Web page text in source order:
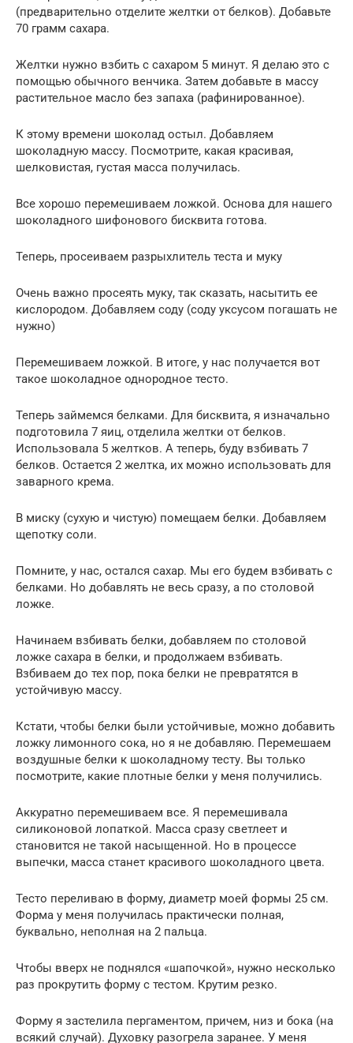
(предварительно отделите желтки от белков). Добавьте
70 грамм сахара.
Желтки нужно взбить с сахаром 5 минут. Я делаю это с
помощью обычного венчика. Затем добавьте в массу
растительное масло без запаха (рафинированное).
К этому времени шоколад остыл. Добавляем
шоколадную массу. Посмотрите, какая красивая,
шелковистая, густая масса получилась.
Все хорошо перемешиваем ложкой. Основа для нашего
шоколадного шифонового бисквита готова.
Теперь, просеиваем разрыхлитель теста и муку
Очень важно просеять муку, так сказать, насытить ее
кислородом. Добавляем соду (соду уксусом погашать не
нужно)
Перемешиваем ложкой. В итоге, у нас получается вот
такое шоколадное однородное тесто.
Теперь займемся белками. Для бисквита, я изначально
подготовила 7 яиц, отделила желтки от белков.
Использовала 5 желтков. А теперь, буду взбивать 7
белков. Остается 2 желтка, их можно использовать для
заварного крема.
В миску (сухую и чистую) помещаем белки. Добавляем
щепотку соли.
Помните, у нас, остался сахар. Мы его будем взбивать с
белками. Но добавлять не весь сразу, а по столовой
ложке.
Начинаем взбивать белки, добавляем по столовой
ложке сахара в белки, и продолжаем взбивать.
Взбиваем до тех пор, пока белки не превратятся в
устойчивую массу.
Кстати, чтобы белки были устойчивые, можно добавить
ложку лимонного сока, но я не добавляю. Перемешаем
воздушные белки к шоколадному тесту. Вы только
посмотрите, какие плотные белки у меня получились.
Аккуратно перемешиваем все. Я перемешивала
силиконовой лопаткой. Масса сразу светлеет и
становится не такой насыщенной. Но в процессе
выпечки, масса станет красивого шоколадного цвета.
Тесто переливаю в форму, диаметр моей формы 25 см.
Форма у меня получилась практически полная,
буквально, неполная на 2 пальца.
Чтобы вверх не поднялся «шапочкой», нужно несколько
раз прокрутить форму с тестом. Крутим резко.
Форму я застелила пергаментом, причем, низ и бока (на
всякий случай). Духовку разогрела заранее. У меня